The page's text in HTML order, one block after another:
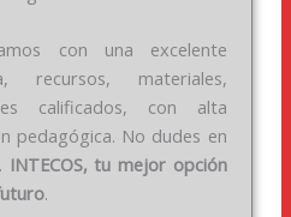
con una excelente
recursos, materiales,
calificados, con alta
pedagógica. No dudes en
INTECOS, tu mejor opción
.